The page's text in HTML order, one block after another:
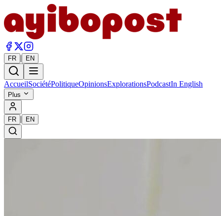
FR | EN
AccueilSociétéPolitiqueOpinionsExplorationsPodcastIn English
Plus
FR | EN